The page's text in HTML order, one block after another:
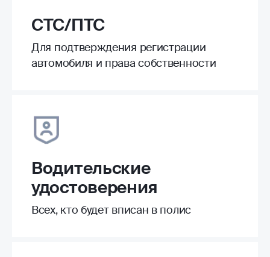
СТС/ПТС
Для подтверждения регистрации
автомобиля и права собственности
Водительские
удостоверения
Всех, кто будет вписан в полис